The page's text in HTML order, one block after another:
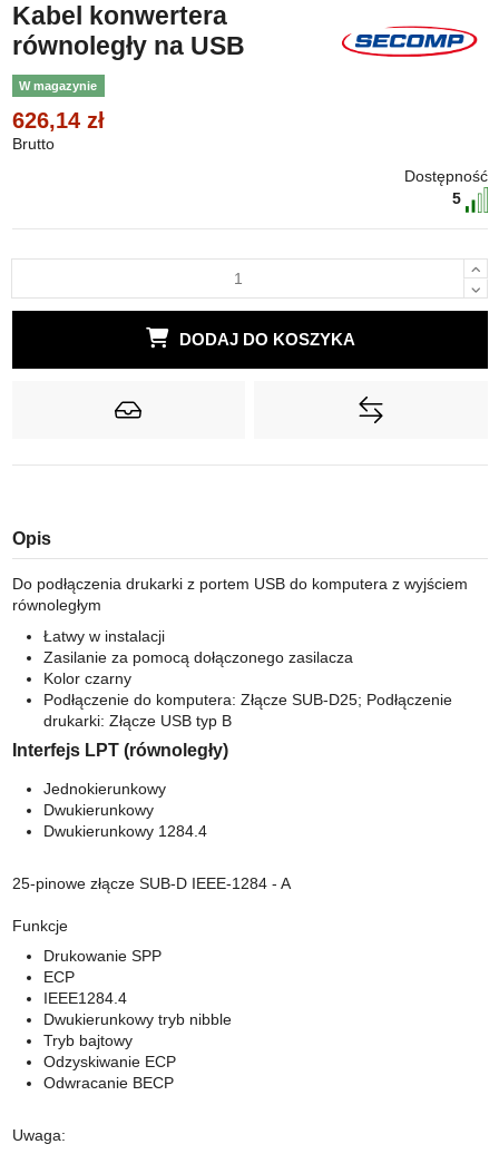
Kabel konwertera
równoległy na USB
W magazynie
626,14 zł
Brutto
Dostępność
5
DODAJ DO KOSZYKA
Opis
Do podłączenia drukarki z portem USB do komputera z wyjściem
równoległym
Łatwy w instalacji
Zasilanie za pomocą dołączonego zasilacza
Kolor czarny
Podłączenie do komputera: Złącze SUB-D25; Podłączenie
drukarki: Złącze USB typ B
Interfejs LPT (równoległy)
Jednokierunkowy
Dwukierunkowy
Dwukierunkowy 1284.4
25-pinowe złącze SUB-D IEEE-1284 - A
Funkcje
Drukowanie SPP
ECP
IEEE1284.4
Dwukierunkowy tryb nibble
Tryb bajtowy
Odzyskiwanie ECP
Odwracanie BECP
Uwaga: